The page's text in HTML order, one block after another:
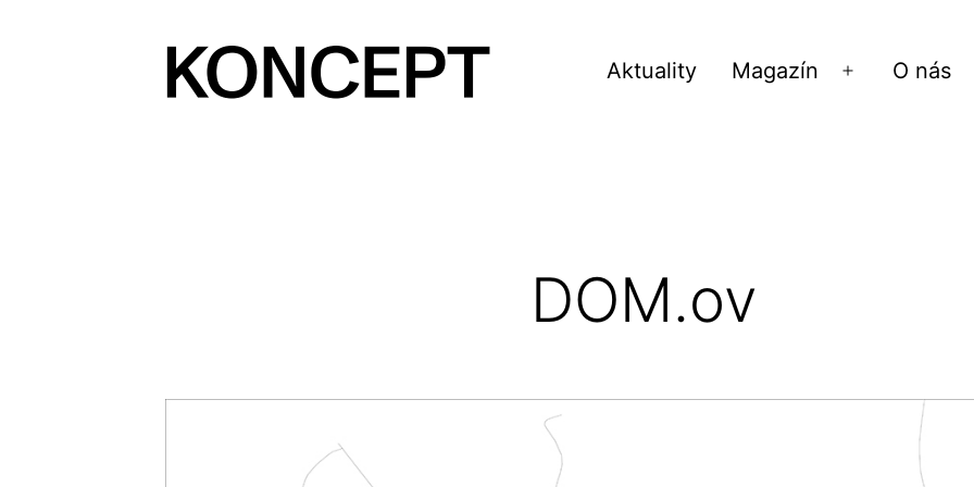
Aktuality Magazín
Otvoriť
O nás
DOM.ov